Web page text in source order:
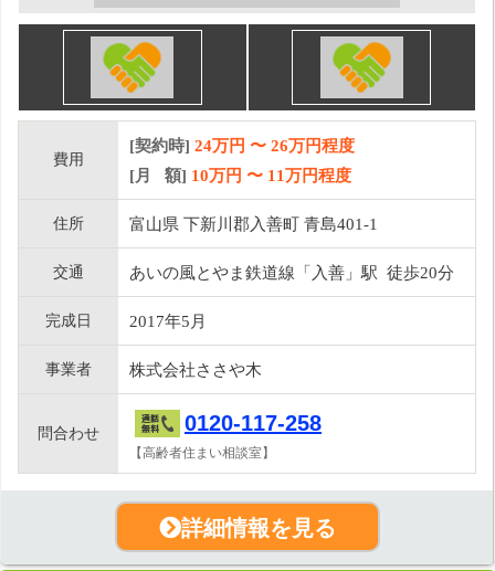
費用
[契約時] 24万円 〜 26万円程度
[月 額] 10万円 〜 11万円程度
住所 富山県 下新川郡入善町 青島401-1
交通 あいの風とやま鉄道線「入善」駅 徒歩20分
完成日 2017年5月
事業者 株式会社ささや木
問合わせ 0120-117-258
【高齢者住まい相談室】
詳細情報を見る